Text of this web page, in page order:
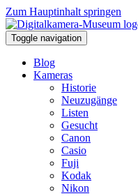
Zum Hauptinhalt springen
Toggle navigation
Blog
Kameras
Historie
Neuzugänge
Listen
Gesucht
Canon
Casio
Fuji
Kodak
Nikon